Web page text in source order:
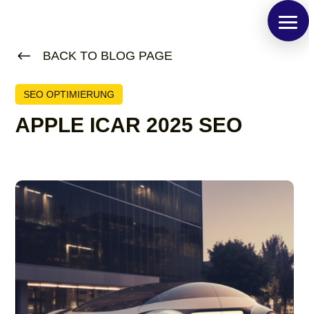
# BACK TO BLOG PAGE
SEO OPTIMIERUNG
APPLE ICAR 2025 SEO